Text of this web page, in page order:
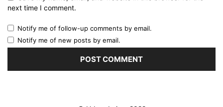
next time I comment.
Notify me of follow-up comments by email.
Notify me of new posts by email.